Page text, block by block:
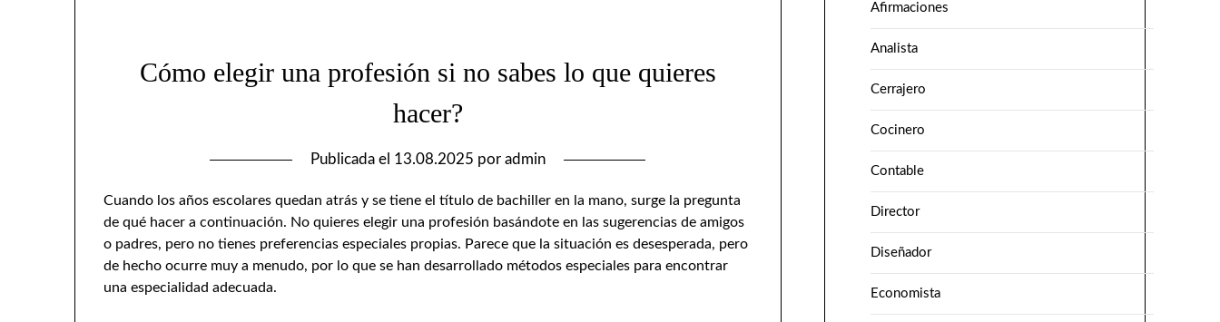
Cómo elegir una profesión si no sabes lo que quieres
hacer?
Publicada el 13.08.2025 por admin
Cuando los años escolares quedan atrás y se tiene el título de bachiller en la mano, surge la pregunta
de qué hacer a continuación. No quieres elegir una profesión basándote en las sugerencias de amigos
o padres, pero no tienes preferencias especiales propias. Parece que la situación es desesperada, pero
de hecho ocurre muy a menudo, por lo que se han desarrollado métodos especiales para encontrar
una especialidad adecuada.
Afirmaciones
Analista
Cerrajero
Cocinero
Contable
Director
Diseñador
Economista